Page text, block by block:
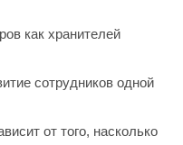
как хранителей
сотрудников одной
от того, насколько